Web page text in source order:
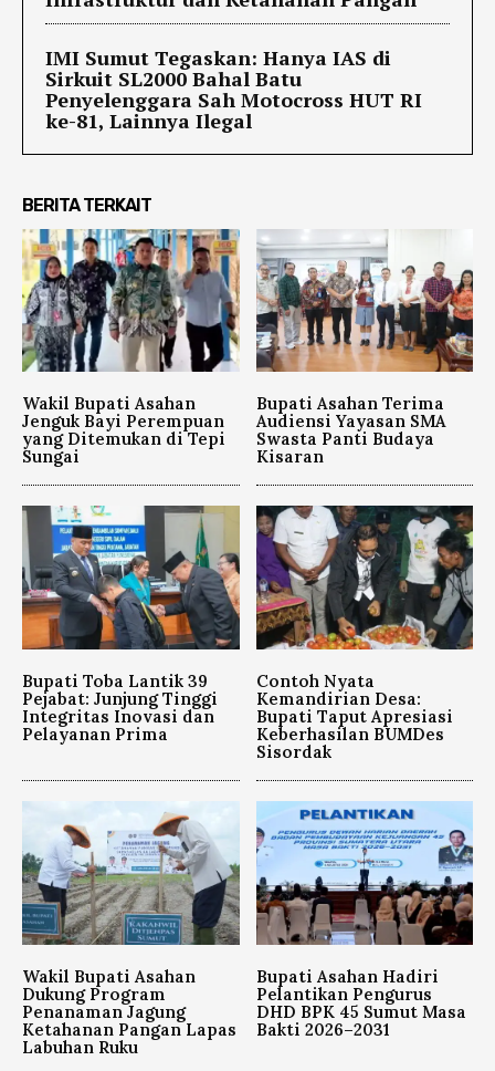
IMI Sumut Tegaskan: Hanya IAS di
Sirkuit SL2000 Bahal Batu
Penyelenggara Sah Motocross HUT RI
ke-81, Lainnya Ilegal
BERITA TERKAIT
Wakil Bupati Asahan
Jenguk Bayi Perempuan
yang Ditemukan di Tepi
Sungai
Bupati Asahan Terima
Audiensi Yayasan SMA
Swasta Panti Budaya
Kisaran
Bupati Toba Lantik 39
Pejabat: Junjung Tinggi
Integritas Inovasi dan
Pelayanan Prima
Contoh Nyata
Kemandirian Desa:
Bupati Taput Apresiasi
Keberhasilan BUMDes
Sisordak
Wakil Bupati Asahan
Dukung Program
Penanaman Jagung
Ketahanan Pangan Lapas
Labuhan Ruku
Bupati Asahan Hadiri
Pelantikan Pengurus
DHD BPK 45 Sumut Masa
Bakti 2026–2031